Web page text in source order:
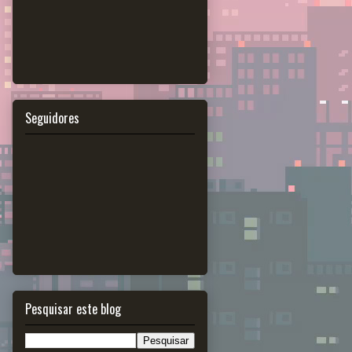
Seguidores
Pesquisar este blog